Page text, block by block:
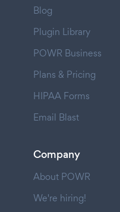
Blog
Plugin Library
POWR Business
Plans & Pricing
HIPAA Forms
Email Blast
Company
About POWR
We're hiring!